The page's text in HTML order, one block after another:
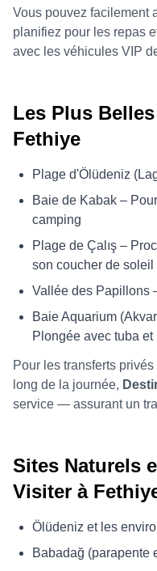
Vous pouvez facilement
planifiez pour les repas
avec les véhicules VIP
Les Plus
Fethiye
Plage d'Ölüdeniz
Baie de Kabak –
camping
Plage de Çalış –
son coucher de soleil
Vallée des Papillons
Baie Aquarium
Plongée avec tuba et
Pour les transferts
long de la journée,
service — assurant un
Sites Naturels
Visiter à
Ölüdeniz et les
Babadağ (parapente